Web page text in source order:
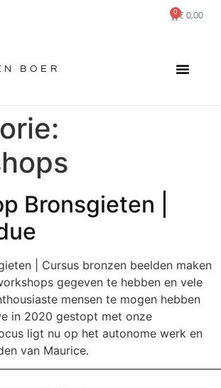
€ 0,00
0
BOER
Bronsgieten |
| Cursus bronzen beelden maken
gegeven te hebben en vele
mensen te mogen hebben
in 2020 gestopt met onze
ligt nu op het autonome werk en
van Maurice.